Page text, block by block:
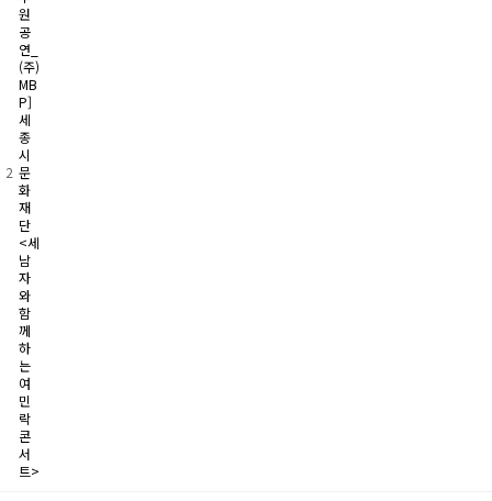
2
원
공
연_
(주)
MB
P]
세
종
시
문
화
재
단
<세
남
자
와
함
께
하
는
여
민
락
콘
서
트>